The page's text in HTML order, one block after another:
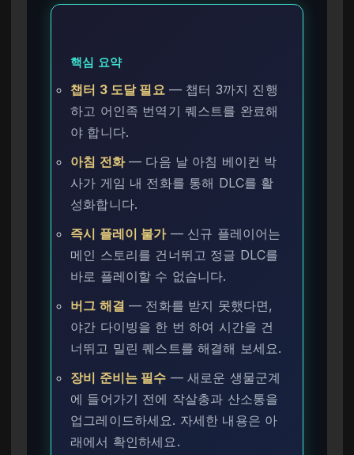
핵심 요약
챕터 3 도달 필요— 챕터 3까지 진행
하고 어인족 번역기 퀘스트를 완료해
야 합니다.
아침 전화— 다음 날 아침 베이컨 박
사가 게임 내 전화를 통해 DLC를 활
성화합니다.
즉시 플레이 불가— 신규 플레이어는
메인 스토리를 건너뛰고 정글 DLC를
바로 플레이할 수 없습니다.
버그 해결 — 전화를 받지 못했다면,
야간 다이빙을 한 번 하여 시간을 건
너뛰고 밀린 퀘스트를 해결해 보세요.
장비 준비는 필수 — 새로운 생물군계
에 들어가기 전에 작살총과 산소통을
업그레이드하세요. 자세한 내용은 아
래에서 확인하세요.